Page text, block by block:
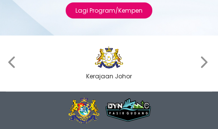
Lagi Program/Kempen
Kerajaan Johor